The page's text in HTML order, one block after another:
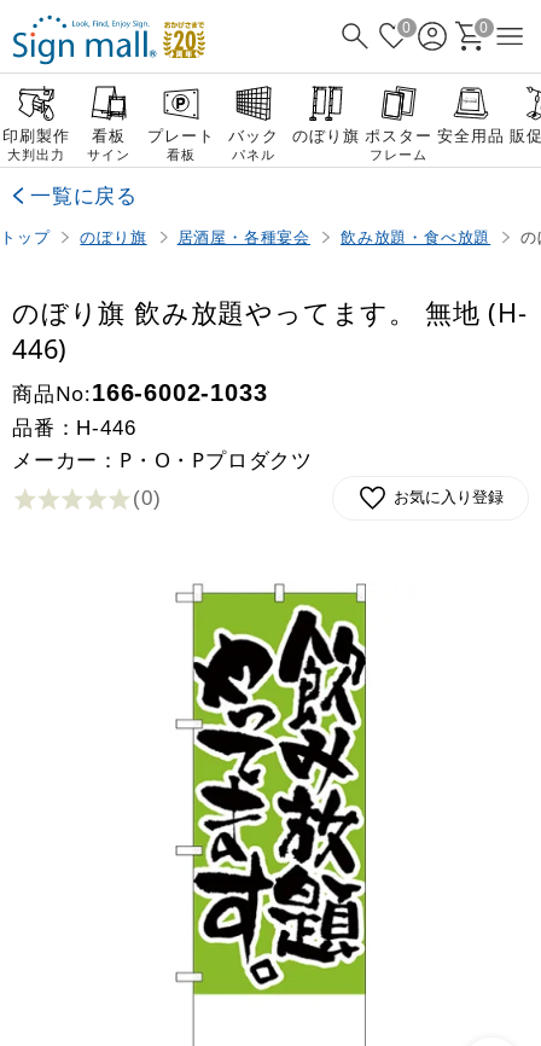
0 0
印刷製作
大判出力
看板
サイン
プレート
看板
バック
パネル
のぼり旗 ポスター
フレーム
安全用品 販
一覧に戻る
トップ のぼり旗 居酒屋・各種宴会 飲み放題・食べ放題
のぼり旗 飲み放題やってます。 無地 (H-
446)
商品No:166-6002-1033
品番： H-446
メーカー：P・O・Pプロダクツ
(0) お気に入り登録